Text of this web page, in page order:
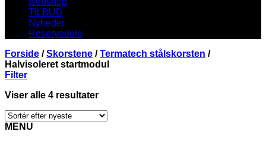
TILBUD
Nyheder
Reservedele
Forside / Skorstene / Termatech stålskorsten /
Halvisoleret startmodul
Filter
Viser alle 4 resultater
MENU